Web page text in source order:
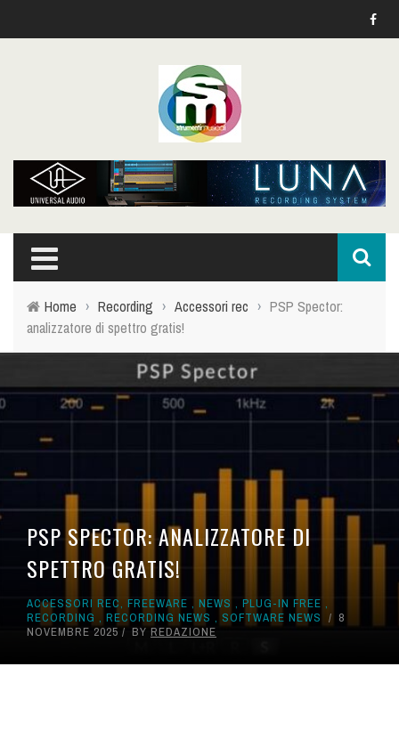
Home › Recording › Accessori rec › PSP Spector:
analizzatore di spettro gratis!
PSP SPECTOR: ANALIZZATORE DI
SPETTRO GRATIS!
ACCESSORI REC, FREEWARE , NEWS , PLUG-IN FREE ,
RECORDING , RECORDING NEWS , SOFTWARE NEWS
8
NOVEMBRE 2025
BY REDAZIONE